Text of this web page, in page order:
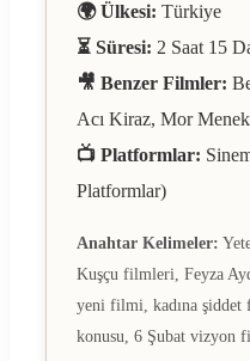
🌍 Ülkesi: Türkiye
⏳ Süresi: 2 Saat 15
🎥 Benzer Filmler:
Acı Kiraz, Mor
📺 Platformlar:
Platformlar)
Anahtar Kelimeler:
Kuşçu filmleri, Feyza
yeni filmi, kadına
konusu, 6 Şubat vizyon